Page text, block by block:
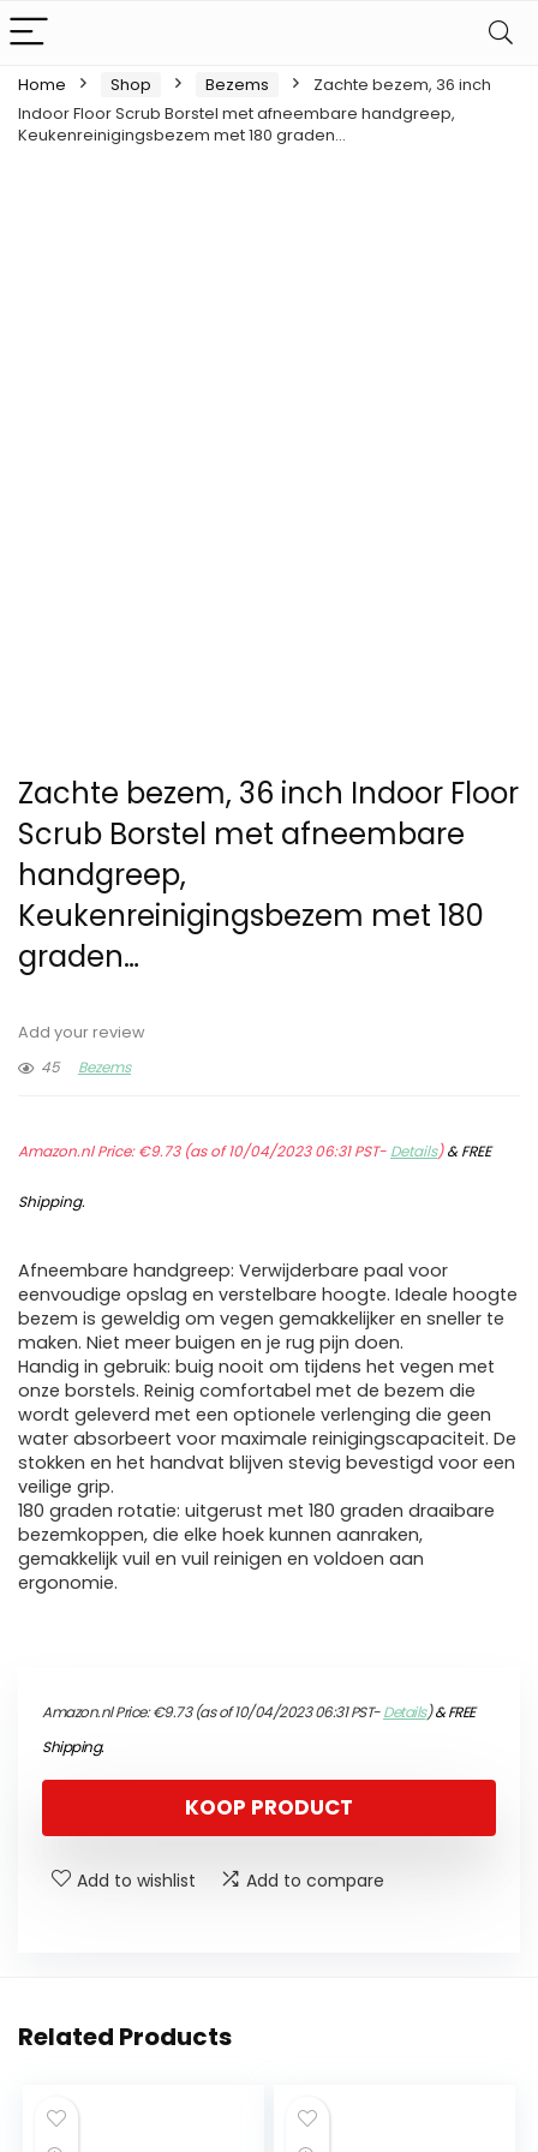
Home Shop Bezems
Zachte bezem, 36 inch
Indoor Floor Scrub Borstel met afneembare handgreep,
Keukenreinigingsbezem met 180 graden…
Zachte bezem, 36 inch Indoor Floor
Scrub Borstel met afneembare
handgreep,
Keukenreinigingsbezem met 180
graden…
Add your review
45
Bezems
Amazon.nl Price:€9.73(as of 10/04/2023 06:31 PST- Details)&FREE
Shipping.
Afneembare handgreep: Verwijderbare paal voor
eenvoudige opslag en verstelbare hoogte. Ideale hoogte
bezem is geweldig om vegen gemakkelijker en sneller te
maken. Niet meer buigen en je rug pijn doen.
Handig in gebruik: buig nooit om tijdens het vegen met
onze borstels. Reinig comfortabel met de bezem die
wordt geleverd met een optionele verlenging die geen
water absorbeert voor maximale reinigingscapaciteit. De
stokken en het handvat blijven stevig bevestigd voor een
veilige grip.
180 graden rotatie: uitgerust met 180 graden draaibare
bezemkoppen, die elke hoek kunnen aanraken,
gemakkelijk vuil en vuil reinigen en voldoen aan
ergonomie.
Amazon.nl Price:€9.73(as of 10/04/2023 06:31 PST-Details)&FREE
Shipping.
KOOP PRODUCT
Add to wishlist Add to compare
Related Products